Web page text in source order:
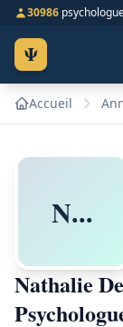
30986
Ψ
Accueil
N...
Nathalie